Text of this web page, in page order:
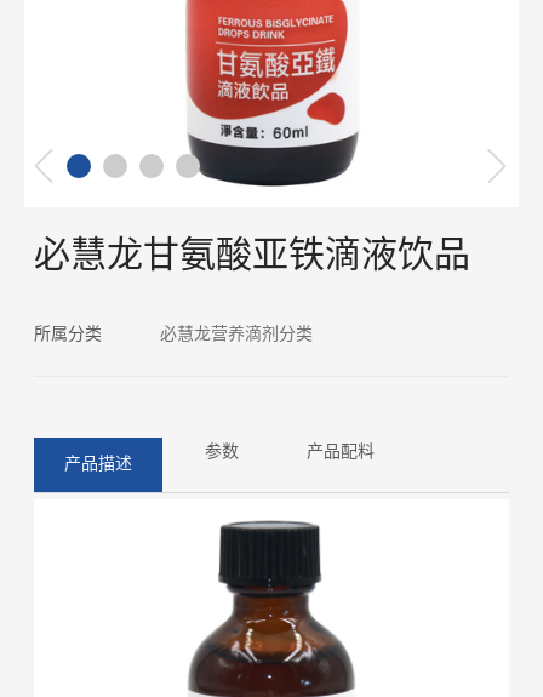
必慧龙甘氨酸亚铁滴液饮品
所属分类 必慧龙营养滴剂分类
产品描述 参数 产品配料